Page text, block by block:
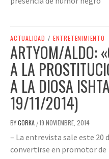
ACTUALIDAD / ENTRETENIMIENTO
ARTYOM/ALDO:
A LA
A LA DIOSA
19/11/2014)
BYGORKA /19 NOVIEMBRE, 2014
– La entrevista sale este
convertirse en promotor de